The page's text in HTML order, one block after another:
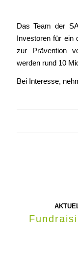
Das Team der
Investoren für ein
zur Prävention
werden rund 10
Bei Interesse,